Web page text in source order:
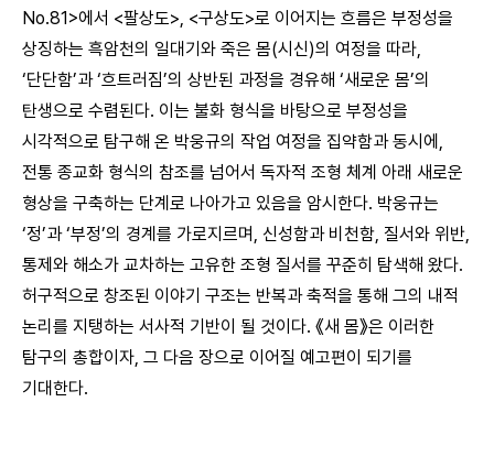
No.81>에서 <팔상도>, <구상도>로 이어지는 흐름은 부정성을
상징하는 흑암천의 일대기와 죽은 몸(시신)의 여정을 따라,
‘단단함’과 ‘흐트러짐’의 상반된 과정을 경유해 ‘새로운 몸’의
탄생으로 수렴된다. 이는 불화 형식을 바탕으로 부정성을
시각적으로 탐구해 온 박웅규의 작업 여정을 집약함과 동시에,
전통 종교화 형식의 참조를 넘어서 독자적 조형 체계 아래 새로운
형상을 구축하는 단계로 나아가고 있음을 암시한다. 박웅규는
‘정’과 ‘부정’의 경계를 가로지르며, 신성함과 비천함, 질서와 위반,
통제와 해소가 교차하는 고유한 조형 질서를 꾸준히 탐색해 왔다.
허구적으로 창조된 이야기 구조는 반복과 축적을 통해 그의 내적
논리를 지탱하는 서사적 기반이 될 것이다. 《새 몸》은 이러한
탐구의 총합이자, 그 다음 장으로 이어질 예고편이 되기를
기대한다.